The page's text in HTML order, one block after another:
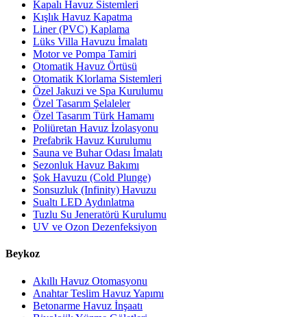
Kapalı Havuz Sistemleri
Kışlık Havuz Kapatma
Liner (PVC) Kaplama
Lüks Villa Havuzu İmalatı
Motor ve Pompa Tamiri
Otomatik Havuz Örtüsü
Otomatik Klorlama Sistemleri
Özel Jakuzi ve Spa Kurulumu
Özel Tasarım Şelaleler
Özel Tasarım Türk Hamamı
Poliüretan Havuz İzolasyonu
Prefabrik Havuz Kurulumu
Sauna ve Buhar Odası İmalatı
Sezonluk Havuz Bakımı
Şok Havuzu (Cold Plunge)
Sonsuzluk (Infinity) Havuzu
Sualtı LED Aydınlatma
Tuzlu Su Jeneratörü Kurulumu
UV ve Ozon Dezenfeksiyon
Beykoz
Akıllı Havuz Otomasyonu
Anahtar Teslim Havuz Yapımı
Betonarme Havuz İnşaatı